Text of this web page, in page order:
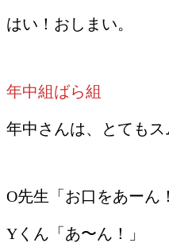
はい！おしまい。
年中組ばら組
年中さんは、とてもス
O先生「お口をあーん
Yくん「あ〜ん！」